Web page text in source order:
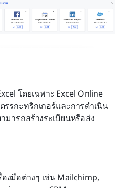
โดยเฉพาะ Excel Online
รกะทริกเกอร์และการดำเนิน
มารถสร้างระเบียนหรือส่ง
งมือต่างๆ เช่น Mailchimp,